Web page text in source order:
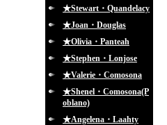
★Stewart・Quandelacy
★Joan・Douglas
★Olivia・Panteah
★Stephen・Lonjose
★Valerie・Comosona
★Shenel・Comosona(P
oblano)
★Angelena・Laahty